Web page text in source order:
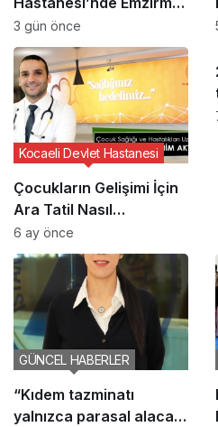
Haftası Etkinliği
3 gün önce
Çocukların Gelişimi İçin
Ara Tatil Nasıl
Planlanmalı?
Kocaeli Devlet Hastanesi
6 ay önce
“Kıdem tazminatı
yalnızca parasal alacak
GÜNCEL HABERLER